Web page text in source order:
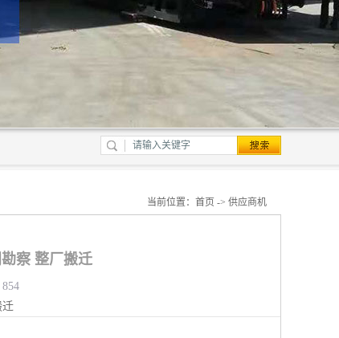
当前位置： 首页 -> 供应商机
察 整厂搬迁
迁